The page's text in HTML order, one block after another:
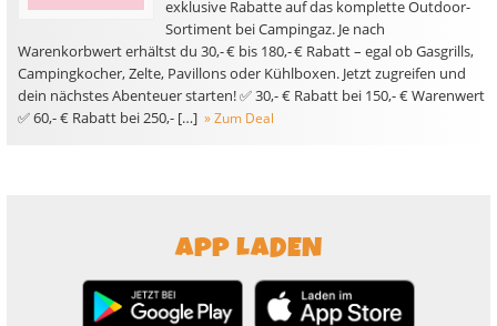
exklusive Rabatte auf das komplette Outdoor-
Sortiment bei Campingaz. Je nach
Warenkorbwert erhältst du 30,- € bis 180,- € Rabatt – egal ob Gasgrills,
Campingkocher, Zelte, Pavillons oder Kühlboxen. Jetzt zugreifen und
dein nächstes Abenteuer starten! ✅ 30,- € Rabatt bei 150,- € Warenwert
✅ 60,- € Rabatt bei 250,- […] » Zum Deal
APP LADEN